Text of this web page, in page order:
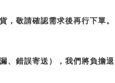
，敬請確認需求後再行下單。
、錯誤寄送），我們將負擔退